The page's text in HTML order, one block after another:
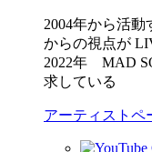
2004年から活
からの視点が
2022年 MAD
求している
アーティストペ